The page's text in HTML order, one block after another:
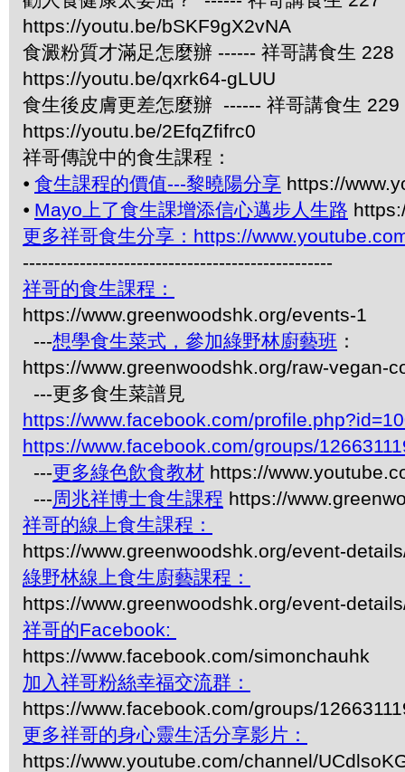
https://youtu.be/bSKF9gX2vNA
食澱粉質才滿足怎麼辦 ------ 祥哥講食生 228
https://youtu.be/qxrk64-gLUU
食生後皮膚更差怎麼辦 ------ 祥哥講食生 229
https://youtu.be/2EfqZfifrc0
祥哥傳說中的食生課程：
⦁ 食生課程的價值---黎曉陽分享 https://
⦁ Mayo上了食生課增添信心邁步人生路
更多祥哥食生分享：https://
-------------------------------------------------
祥哥的食生課程：
https://www.greenwoodshk.org/events-1
---想學食生菜式，參加綠野林廚藝班 ：
https://www.greenwoodshk.org/raw-vegan-
---更多食生菜譜見
https://www.facebook.com/
https://www.facebook.com/groups/
---更多綠色飲食教材 https://
---周兆祥博士食生課程 https://
祥哥的線上食生課程：
https://www.greenwoodshk.org/event-
綠野林線上食生廚藝課程：
https://www.greenwoodshk.org/event-
祥哥的Facebook:
https://www.facebook.com/simonchauhk
加入祥哥粉絲幸福交流群：
https://www.facebook.com/groups/
更多祥哥的身心靈生活分享影片：
https://www.youtube.com/channel/